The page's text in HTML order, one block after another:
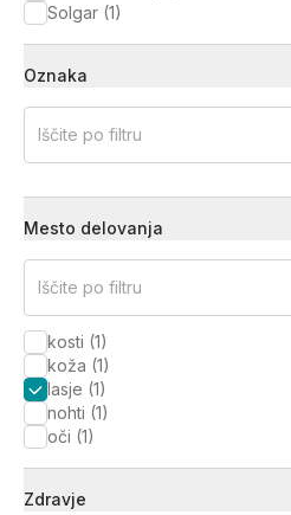
Solgar (1)
Oznaka
Iščite po filtru
Mesto delovanja
Iščite po filtru
kosti (1)
koža (1)
lasje (1)
nohti (1)
oči (1)
Zdravje